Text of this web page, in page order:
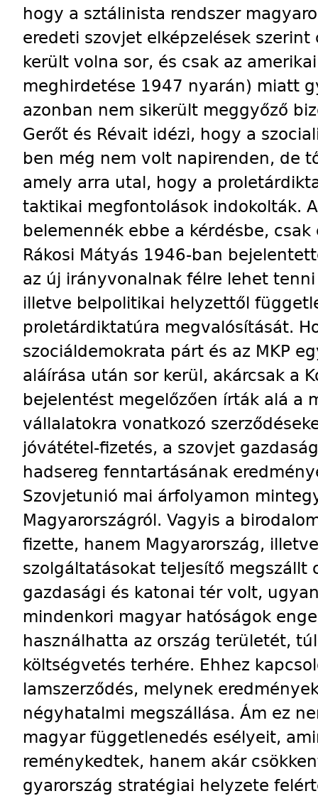
hogy a sztálinista rendszer
eredeti szovjet elképzelések
került volna sor, és csak az
meghirdetése 1947 nyarán) miatt
azonban nem sikerült meggyőző
Gerőt és Révait idézi, hogy a
ben még nem volt napirenden, de
amely arra utal, hogy a
taktikai megfontolások indokolták.
belemennék ebbe a kérdésbe,
Rákosi Mátyás 1946-ban
az új irányvonalnak félre lehet
illetve belpolitikai helyzettől
proletárdiktatúra megvalósítását.
szociáldemokrata párt és az MKP
aláírása után sor kerül, akárcsak a
bejelentést megelőzően írták alá a
vállalatokra vonatkozó
jóvátétel-fizetés, a szovjet
hadsereg fenntartásának
Szov­jetunió mai árfolyamon
Magyar­or­szág­ról. Vagyis a
fizette, hanem Magyar­or­szág,
szolgáltatásokat teljesítő megszállt
gazdasági és katonai tér volt,
mindenkori magyar hatóságok
használhatta az ország területét,
költségvetés terhére. Ehhez
lam­szerződés, melynek
négyhatalmi megszállása. Ám ez
magyar függetlenedés esélyeit,
reménykedtek, hanem akár
gyarország stratégiai helyzete